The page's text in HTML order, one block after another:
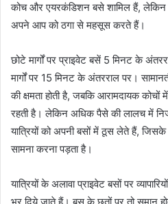
कोच और एयरकंडिशन बसे शामिल हैं, लेकिन
अपने आप को ठगा से महसूस करते हैं।
छोटे मार्गों पर प्राइवेट बसें 5 मिनट के
मार्गों पर 15 मिनट के अंतरराल पर।
की क्षमता होती है, जबकि आरामदायक कोचों
रहती है। लेकिन अधिक पैसे की लालच में
यात्रियों को अपनी बसों में ठूस लेते हैं, जिसके
सामना करना पड़ता है।
यात्रियों के अलावा प्राइवेट बसों पर